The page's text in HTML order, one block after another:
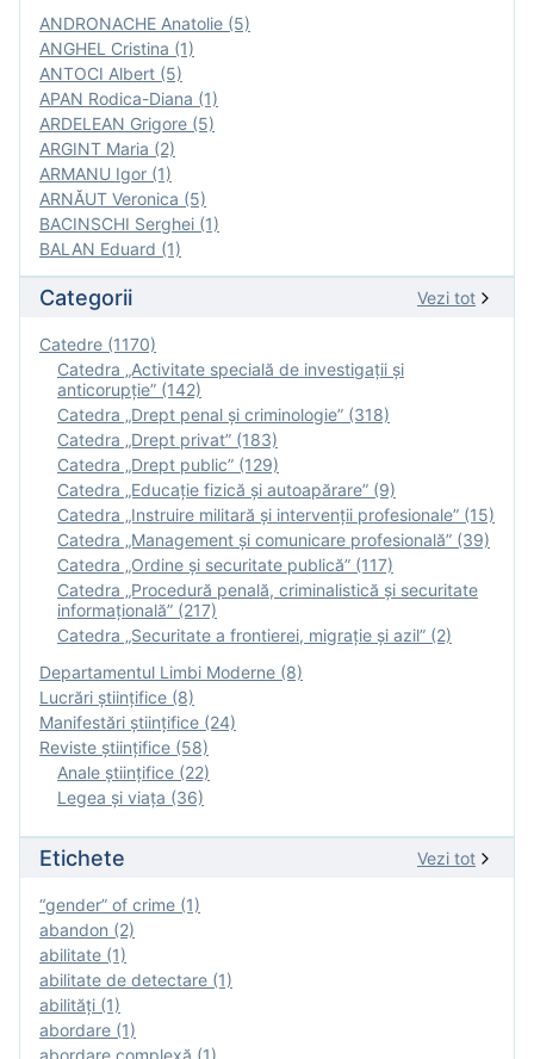
ANDRONACHE Anatolie (5)
ANGHEL Cristina (1)
ANTOCI Albert (5)
APAN Rodica-Diana (1)
ARDELEAN Grigore (5)
ARGINT Maria (2)
ARMANU Igor (1)
ARNĂUT Veronica (5)
BACINSCHI Serghei (1)
BALAN Eduard (1)
Categorii Vezi tot
Catedre (1170)
Catedra „Activitate specială de investigaţii şi
anticorupție” (142)
Catedra „Drept penal și criminologie” (318)
Catedra „Drept privat” (183)
Catedra „Drept public” (129)
Catedra „Educație fizică şi autoapărare” (9)
Catedra „Instruire militară şi intervenţii profesionale” (15)
Catedra „Management și comunicare profesională” (39)
Catedra „Ordine și securitate publică” (117)
Catedra „Procedură penală, criminalistică și securitate
informațională” (217)
Catedra „Securitate a frontierei, migrație și azil” (2)
Departamentul Limbi Moderne (8)
Lucrări științifice (8)
Manifestări ştiinţifice (24)
Reviste ştiinţifice (58)
Anale ştiinţifice (22)
Legea şi viaţa (36)
Etichete Vezi tot
“gender” of crime (1)
abandon (2)
abilitate (1)
abilitate de detectare (1)
abilităţi (1)
abordare (1)
abordare complexă (1)